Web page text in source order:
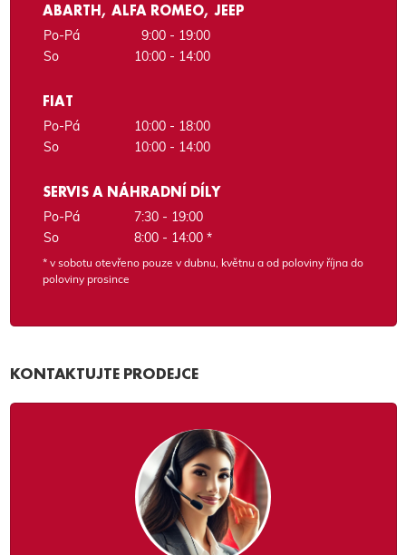
ABARTH, ALFA ROMEO, JEEP
Po-Pá
9:00 - 19:00
So
10:00 - 14:00
FIAT
Po-Pá
10:00 - 18:00
So
10:00 - 14:00
SERVIS A NÁHRADNÍ DÍLY
Po-Pá
7:30 - 19:00
So
8:00 - 14:00 *
* v sobotu otevřeno pouze v dubnu, květnu a od poloviny října do
poloviny prosince
KONTAKTUJTE PRODEJCE